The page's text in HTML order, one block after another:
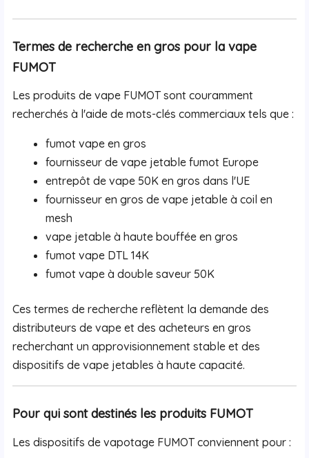
Termes de recherche en gros pour la vape
FUMOT
Les produits de vape FUMOT sont couramment
recherchés à l'aide de mots-clés commerciaux tels que :
fumot vape en gros
fournisseur de vape jetable fumot Europe
entrepôt de vape 50K en gros dans l'UE
fournisseur en gros de vape jetable à coil en
mesh
vape jetable à haute bouffée en gros
fumot vape DTL 14K
fumot vape à double saveur 50K
Ces termes de recherche reflètent la demande des
distributeurs de vape et des acheteurs en gros
recherchant un approvisionnement stable et des
dispositifs de vape jetables à haute capacité.
Pour qui sont destinés les produits FUMOT
Les dispositifs de vapotage FUMOT conviennent pour :